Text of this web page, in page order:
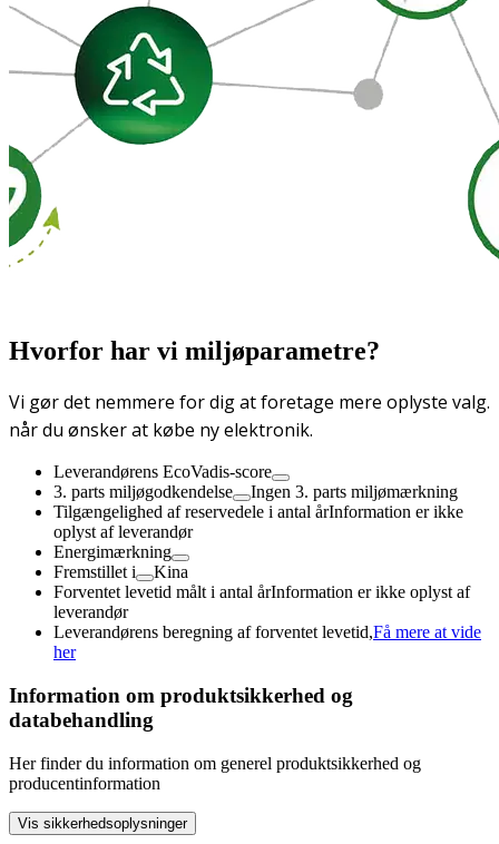
Hvorfor har vi miljøparametre?
Vi gør det nemmere for dig at foretage mere oplyste valg.
når du ønsker at købe ny elektronik.
Leverandørens EcoVadis-score
3. parts miljøgodkendelse
Ingen 3. parts miljømærkning
Tilgængelighed af reservedele i antal årInformation er ikke
oplyst af leverandør
Energimærkning
Fremstillet i
Kina
Forventet levetid målt i antal årInformation er ikke oplyst af
leverandør
Leverandørens beregning af forventet levetid,Få mere at vide
her
Information om produktsikkerhed og
databehandling
Her finder du information om generel produktsikkerhed og
producentinformation
Vis sikkerhedsoplysninger